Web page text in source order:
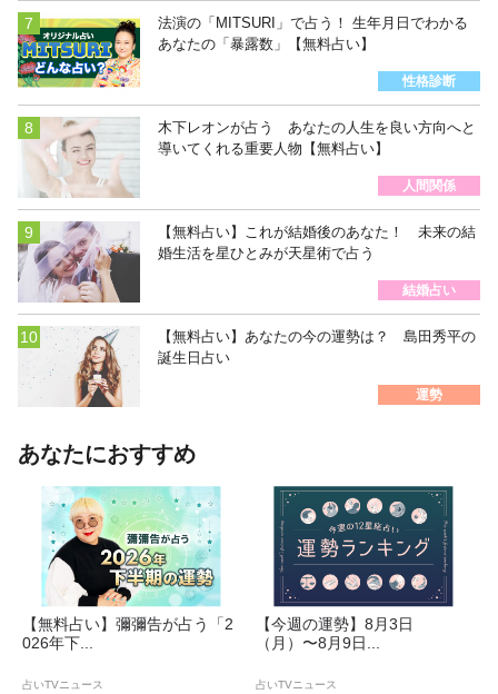
法演の「MITSURI」で占う！ 生年月日でわかる
あなたの「暴露数」【無料占い】
性格診断
木下レオンが占う あなたの人生を良い方向へと
導いてくれる重要人物【無料占い】
人間関係
【無料占い】これが結婚後のあなた！ 未来の結
婚生活を星ひとみが天星術で占う
結婚占い
【無料占い】あなたの今の運勢は？ 島田秀平の
誕生日占い
運勢
あなたにおすすめ
【無料占い】彌彌告が占う「2
026年下...
占いTVニュース
【今週の運勢】8月3日
（月）〜8月9日...
占いTVニュース